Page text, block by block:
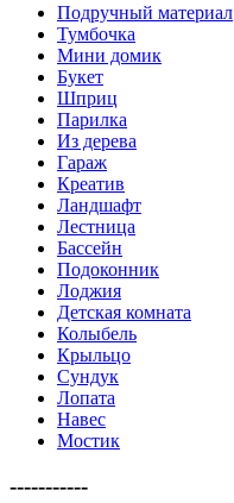
Подручный материал
Тумбочка
Мини домик
Букет
Шприц
Парилка
Из дерева
Гараж
Креатив
Ландшафт
Лестница
Бассейн
Подоконник
Лоджия
Детская комната
Колыбель
Крыльцо
Сундук
Лопата
Навес
Мостик
-----------